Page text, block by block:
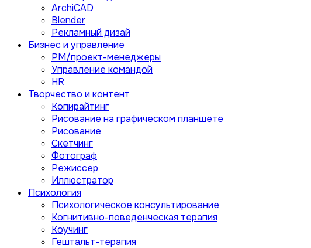
ArchiCAD
Blender
Рекламный дизай
Бизнес и управление
PM/проект-менеджеры
Управление командой
HR
Творчество и контент
Копирайтинг
Рисование на графическом планшете
Рисование
Скетчинг
Фотограф
Режиссер
Иллюстратор
Психология
Психологическое консультирование
Когнитивно-поведенческая терапия
Коучинг
Гештальт-терапия